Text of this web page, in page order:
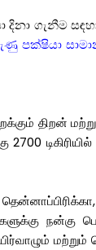
දිනා ගැනීම
පක්ෂියා
திறன்
டிகிரியில்
நன்கு
மற்றும்